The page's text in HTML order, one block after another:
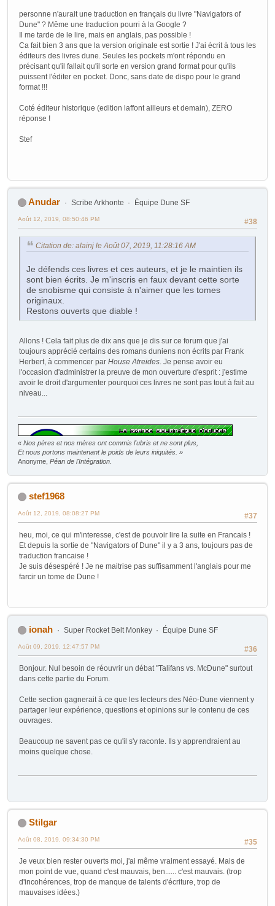
personne n'aurait une traduction en français du livre "Navigators of
Dune" ? Même une traduction pourri à la Google ?
Il me tarde de le lire, mais en anglais, pas possible !
Ca fait bien 3 ans que la version originale est sortie ! J'ai écrit à tous les
éditeurs des livres dune. Seules les pockets m'ont répondu en
précisant qu'il fallait qu'il sorte en version grand format pour qu'ils
puissent l'éditer en pocket. Donc, sans date de dispo pour le grand
format !!!
Coté éditeur historique (edition laffont ailleurs et demain), ZERO
réponse !
Stef
Anudar Scribe Arkhonte Équipe Dune SF
#38
Août 12, 2019, 08:50:46 PM
Citation de: alainj le Août 07, 2019, 11:28:16 AM
Je défends ces livres et ces auteurs, et je le maintien ils
sont bien écrits. Je m'inscris en faux devant cette sorte
de snobisme qui consiste à n'aimer que les tomes
originaux.
Restons ouverts que diable !
Allons ! Cela fait plus de dix ans que je dis sur ce forum que j'ai
toujours apprécié certains des romans duniens non écrits par Frank
Herbert, à commencer par House Atreides. Je pense avoir eu
l'occasion d'administrer la preuve de mon ouverture d'esprit : j'estime
avoir le droit d'argumenter pourquoi ces livres ne sont pas tout à fait au
niveau...
« Nos pères et nos mères ont commis l'ubris et ne sont plus,
Et nous portons maintenant le poids de leurs iniquités. »
Anonyme, Péan de l'Intégration
stef1968
#37
Août 12, 2019, 08:08:27 PM
heu, moi, ce qui m'interesse, c'est de pouvoir lire la suite en Francais !
Et depuis la sortie de "Navigators of Dune" il y a 3 ans, toujours pas de
traduction francaise !
Je suis désespéré ! Je ne maitrise pas suffisamment l'anglais pour me
farcir un tome de Dune !
ionah Super Rocket Belt Monkey Équipe Dune SF
#36
Août 09, 2019, 12:47:57 PM
Bonjour. Nul besoin de réouvrir un débat "Talifans vs. McDune" surtout
dans cette partie du Forum.
Cette section gagnerait à ce que les lecteurs des Néo-Dune viennent y
partager leur expérience, questions et opinions sur le contenu de ces
ouvrages.
Beaucoup ne savent pas ce qu'il s'y raconte. Ils y apprendraient au
moins quelque chose.
Stilgar
#35
Août 08, 2019, 09:34:30 PM
Je veux bien rester ouverts moi, j'ai même vraiment essayé. Mais de
mon point de vue, quand c'est mauvais, ben...... c'est mauvais. (trop
d'incohérences, trop de manque de talents d'écriture, trop de
mauvaises idées.)